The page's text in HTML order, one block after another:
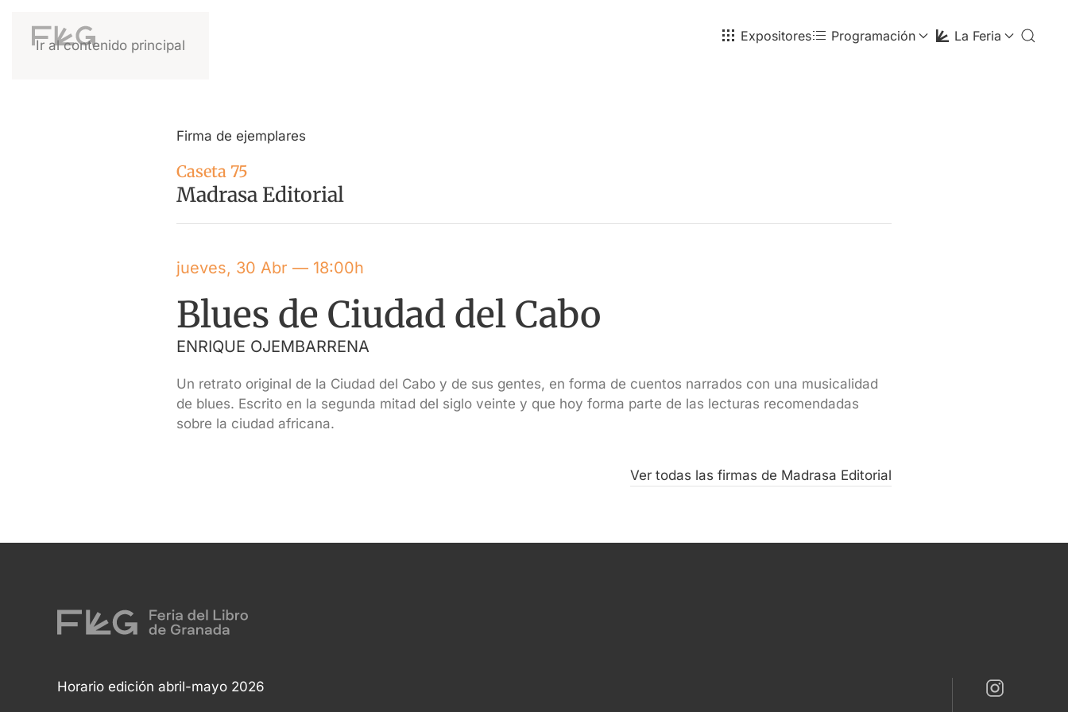
Ir al contenido principal
Expositores Programación La Feria
Firma de ejemplares
Caseta 75
Madrasa Editorial
jueves, 30 Abr — 18:00h
Blues de Ciudad del Cabo
ENRIQUE OJEMBARRENA
Un retrato original de la Ciudad del Cabo y de sus gentes, en forma de cuentos narrados con una musicalidad
de blues. Escrito en la segunda mitad del siglo veinte y que hoy forma parte de las lecturas recomendadas
sobre la ciudad africana.
Ver todas las firmas de Madrasa Editorial
Horario edición abril-mayo 2026